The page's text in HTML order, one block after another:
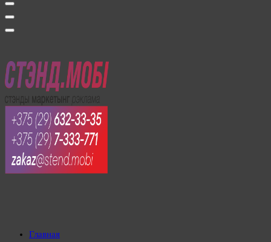
витрин для наград. Световые короба, буквы и логотипы.
Производство выставочных стендов для выставок и промо акций,
Главная